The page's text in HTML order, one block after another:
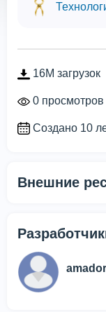
16M загрузок
0 просмотров
Создано 10
Внешние